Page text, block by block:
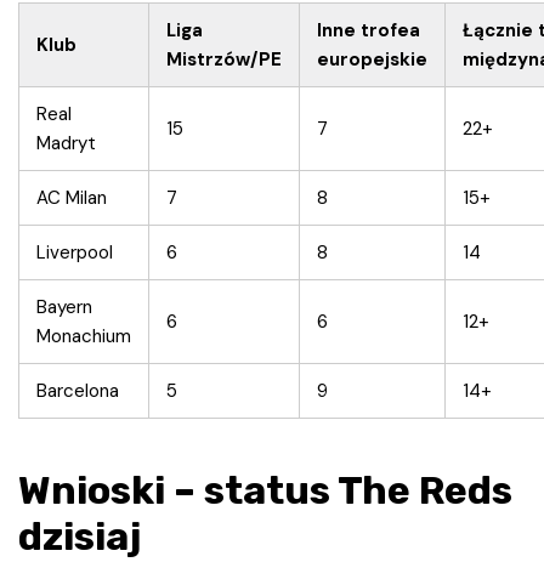
Klub
Liga
Mistrzów/PE
Inne trofea
europejskie
Łącznie
Real
Madryt
15 7 22+
AC Milan 7 8 15+
Liverpool 6 8 14
Bayern
Monachium
6 6 12+
Barcelona 5 9 14+
Wnioski – status The Reds
dzisiaj